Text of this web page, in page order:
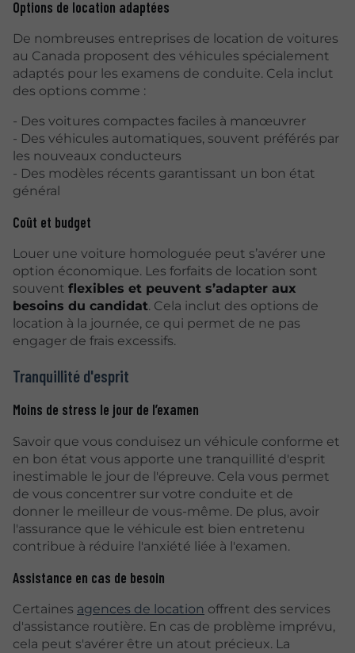
Options de location adaptées
De nombreuses entreprises de location de voitures
au Canada proposent des véhicules spécialement
adaptés pour les examens de conduite. Cela inclut
des options comme :
- Des voitures compactes faciles à manœuvrer
- Des véhicules automatiques, souvent préférés par
les nouveaux conducteurs
- Des modèles récents garantissant un bon état
général
Coût et budget
Louer une voiture homologuée peut s’avérer une
option économique. Les forfaits de location sont
souvent flexibles et peuvent s’adapter aux
besoins du candidat. Cela inclut des options de
location à la journée, ce qui permet de ne pas
engager de frais excessifs.
Tranquillité d'esprit
Moins de stress le jour de l’examen
Savoir que vous conduisez un véhicule conforme et
en bon état vous apporte une tranquillité d'esprit
inestimable le jour de l'épreuve. Cela vous permet
de vous concentrer sur votre conduite et de
donner le meilleur de vous-même. De plus, avoir
l'assurance que le véhicule est bien entretenu
contribue à réduire l'anxiété liée à l'examen.
Assistance en cas de besoin
Certaines agences de location offrent des services
d'assistance routière. En cas de problème imprévu,
cela peut s'avérer être un atout précieux. La